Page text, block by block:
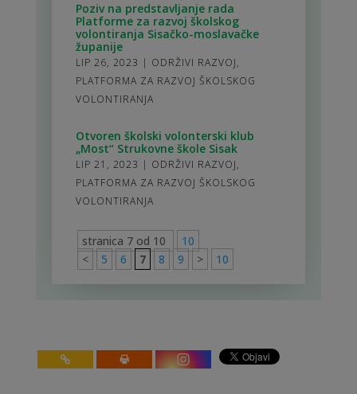
Poziv na predstavljanje rada
Platforme za razvoj školskog
volontiranja Sisačko-moslavačke
županije
LIP 26, 2023 | ODRŽIVI RAZVOJ,
PLATFORMA ZA RAZVOJ ŠKOLSKOG
VOLONTIRANJA
Otvoren školski volonterski klub
„Most“ Strukovne škole Sisak
LIP 21, 2023 | ODRŽIVI RAZVOJ,
PLATFORMA ZA RAZVOJ ŠKOLSKOG
VOLONTIRANJA
stranica 7 od 10
10
<
5 6 7 8 9 > 10